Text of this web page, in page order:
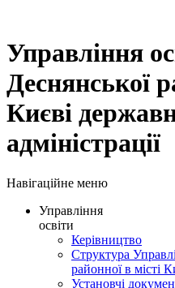
Управління
Деснянської
Києві
адміністрації
Навігаційне меню
Управління
освіти
Керівництво
Структура
районної в місті
Установчі